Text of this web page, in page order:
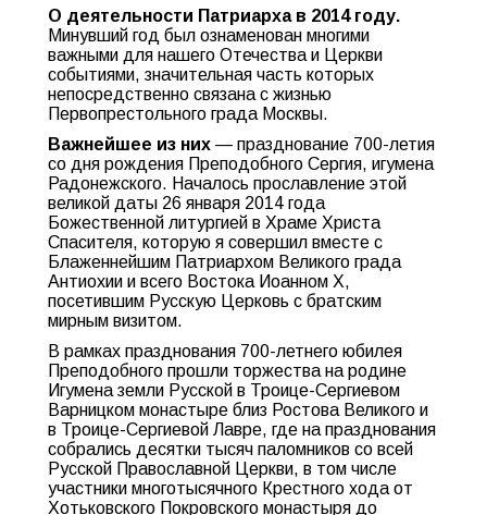
О деятельности Патриарха в 2014 году.
Минувший год был ознаменован многими
важными для нашего Отечества и Церкви
событиями, значительная часть которых
непосредственно связана с жизнью
Первопрестольного града Москвы.
Важнейшее из них — празднование 700-летия
со дня рождения Преподобного Сергия, игумена
Радонежского. Началось прославление этой
великой даты 26 января 2014 года
Божественной литургией в Храме Христа
Спасителя, которую я совершил вместе с
Блаженнейшим Патриархом Великого града
Антиохии и всего Востока Иоанном X,
посетившим Русскую Церковь с братским
мирным визитом.
В рамках празднования 700-летнего юбилея
Преподобного прошли торжества на родине
Игумена земли Русской в Троице-Сергиевом
Варницком монастыре близ Ростова Великого и
в Троице-Сергиевой Лавре, где на празднования
собрались десятки тысяч паломников со всей
Русской Православной Церкви, в том числе
участники многотысячного Крестного хода от
Хотьковского Покровского монастыря до